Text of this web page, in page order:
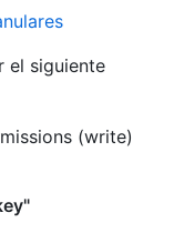
el siguiente
(write)